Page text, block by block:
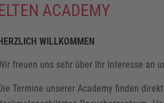
ACADEMY
WILLKOMMEN
freuen uns sehr über Ihr Interesse an
Termine unserer Academy finden